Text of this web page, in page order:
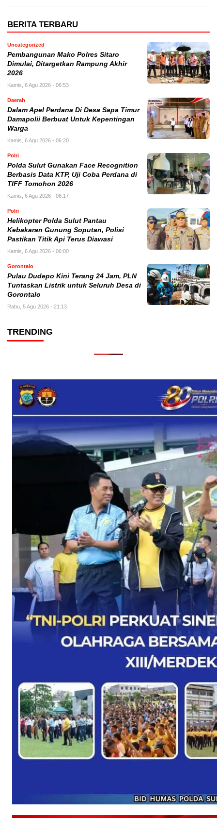
BERITA TERBARU
Uncategorized
Pembangunan Mako Polres Sitaro
Dimulai, Ditargetkan Rampung Akhir
2026
Kamis, 6 Agu 2026 - 06:53
Daerah
Dalam Apel Perdana Di Desa Sapa Timur
Damapolii Berbuat Untuk Kepentingan
Warga
Kamis, 6 Agu 2026 - 06:20
Polri
Polda Sulut Gunakan Face Recognition
Berbasis Data KTP, Uji Coba Perdana di
TIFF Tomohon 2026
Kamis, 6 Agu 2026 - 06:17
Polri
Helikopter Polda Sulut Pantau
Kebakaran Gunung Soputan, Polisi
Pastikan Titik Api Terus Diawasi
Kamis, 6 Agu 2026 - 06:00
Gorontalo
Pulau Dudepo Kini Terang 24 Jam, PLN
Tuntaskan Listrik untuk Seluruh Desa di
Gorontalo
Rabu, 5 Agu 2026 - 21:13
TRENDING